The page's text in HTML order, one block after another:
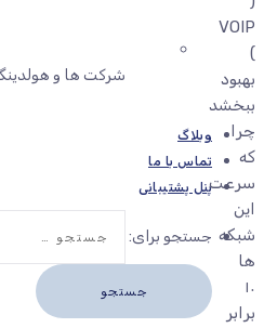
شرکت ها و
وبلاگ
تماس با ما
پنل پشتیبانی
جستجو برای:
VOIP
)
بهبود
ببخشد
چرا
که
سرعت
این
شبکه
ها
۱۰
برابر